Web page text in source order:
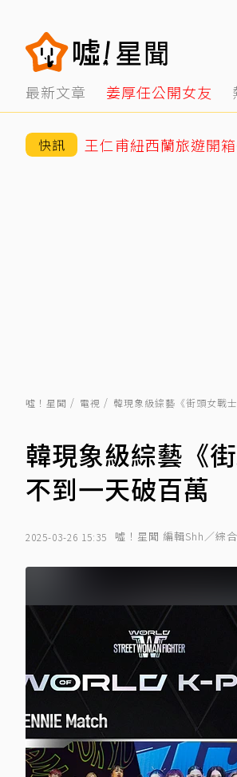
最新文章 姜厚任公開女友
快訊
噓！星聞 電視 韓現象級綜藝《街頭女戰
韓現象級綜藝《
不到一天破百萬
2025-03-26 15:35 噓！星聞 編輯Shh／綜